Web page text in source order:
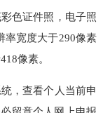
色证件照，电子照
率宽度大于290像素
像素。
，查看个人当前申